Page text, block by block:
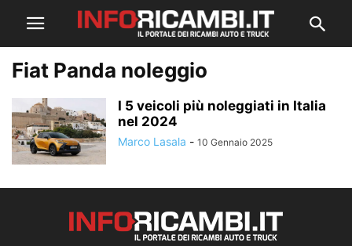
Fiat Panda noleggio
I 5 veicoli più noleggiati in Italia
nel 2024
Marco Lasala - 10 Gennaio 2025